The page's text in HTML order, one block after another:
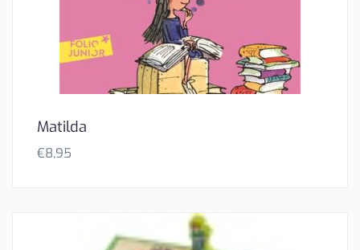
Matilda
€8,95